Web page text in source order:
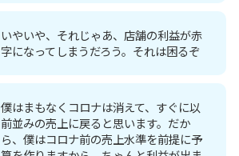
いやいや、それじゃあ、店舗の利益が赤
字になってしまうだろう。それは困るぞ
僕はまもなくコロナは消えて、すぐに以
前並みの売上に戻ると思います。だか
ら、僕はコロナ前の売上水準を前提に予